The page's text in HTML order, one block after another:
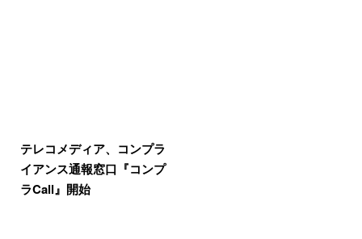
テレコメディア、コンプラ
イアンス通報窓口『コンプ
ラCall』開始